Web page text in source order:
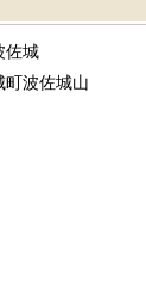
佐城
町波佐城山